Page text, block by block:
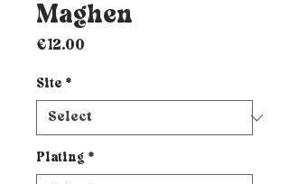
Maghen
€12.00
Site *
Plating *